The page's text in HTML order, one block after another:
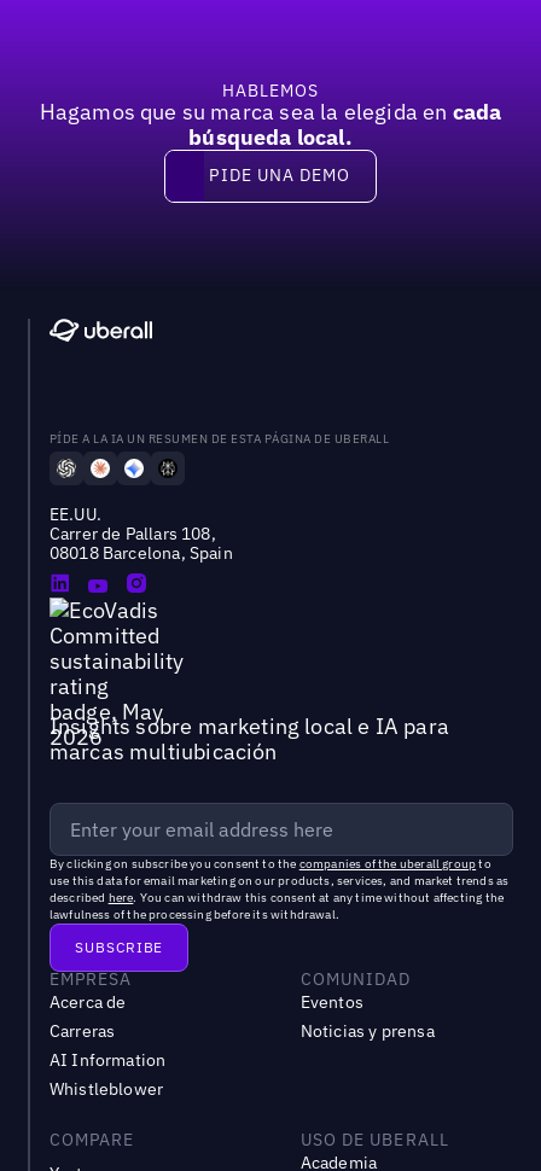
HABLEMOS
Hagamos que su marca sea la elegida en cada
búsqueda local.
Pide una demo
PIDE UNA DEMO
PÍDE A LA IA UN RESUMEN DE ESTA PÁGINA DE UBERALL
EE.UU.
Carrer de Pallars 108,
08018 Barcelona, Spain
Insights sobre marketing local e IA para
marcas multiubicación
By clicking on subscribe you consent to the companies of the uberall groupto
use this data for email marketing on our products, services, and market trends as
described here. You can withdraw this consent at any time without affecting the
lawfulness of the processing before its withdrawal.
EMPRESA
Acerca de
Carreras
AI Information
Whistleblower
COMUNIDAD
Eventos
Noticias y prensa
COMPARE
USO DE UBERALL
Academia